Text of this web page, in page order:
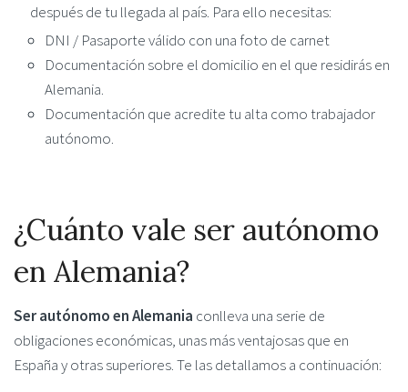
después de tu llegada al país. Para ello necesitas:
DNI / Pasaporte válido con una foto de carnet
Documentación sobre el domicilio en el que residirás en
Alemania.
Documentación que acredite tu alta como trabajador
autónomo.
¿Cuánto vale ser autónomo
en Alemania?
Ser autónomo en Alemania conlleva una serie de
obligaciones económicas, unas más ventajosas que en
España y otras superiores. Te las detallamos a continuación: